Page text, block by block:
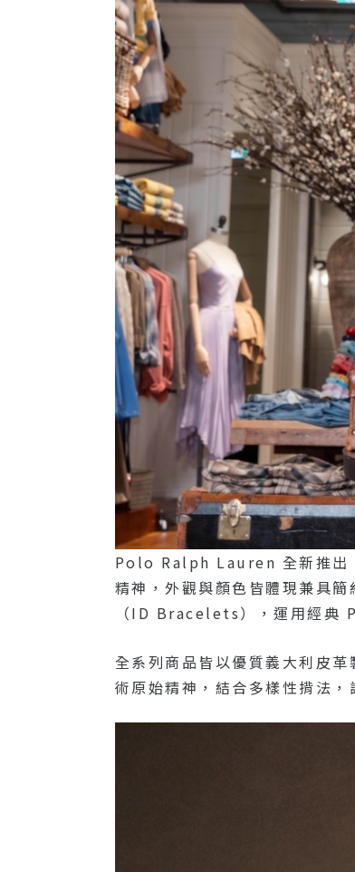
Polo Ralph Lauren 全新推出
精神，外觀與顏色皆體現兼具
（ID Bracelets），運用經典
全系列商品皆以優質義大利皮
術原始精神，結合多樣性揹法